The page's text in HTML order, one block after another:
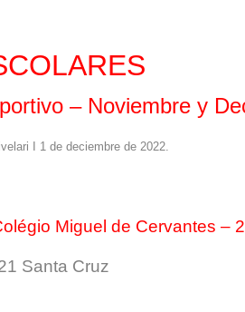
– Noviembre y
I 1 de deciembre de 2022.
Miguel de Cervantes –
Santa Cruz